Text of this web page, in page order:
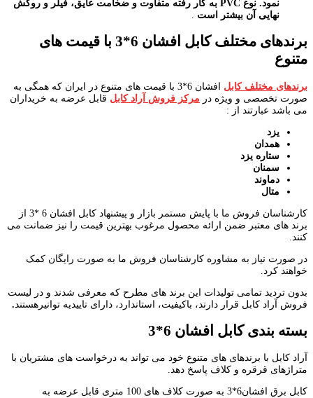
نمود. نوع PVC به کار رفته متفاوت و ضخامت عایق، فیلر و روکش
نهایی آن بیشتر است
برندهای مختلف کابل افشان 6*3 با قیمت های
متنوع
برندهای مختلف کابل
افشان 6*3 با قیمت های متنوع در ایران که همگی به
صورت تخصصی و ویژه در مرکز فروش آراد کابل قابل عرضه به خریداران
می باشد عبارتند از :
یزد
همدان
ستاره یزد
سمنان
دماوند
متال
کارشناسان فروش ما با پایش مستمر بازار و پیشنهاد کابل افشان 6 *3 از
برند های معتبر ضمن ارائه محصول مرغوب بهترین قیمت را نیز ضمانت می
کنند.
در صورت نیاز به مشاوره کارشناسان فروش ما به صورت رایگان کمک
خواهند کرد.
بدون تردید تمامی تولیدات این برند های مطرح که معرفی شدند و در لیست
فروش آراد کابل قرار دارند، باکیفیت، استاندارد، دارای تاییدیه توانیرهستند .
بسته بندی کابل افشان 6*3
آراد کابل با برندهای های متنوع خود می تواند به درخواست های مشتریان با
متراژهای قرقره و کلاف پاسخ دهد.
کابل برق افشان6*3 به صورت کلاف های 100 متری قابل عرضه به